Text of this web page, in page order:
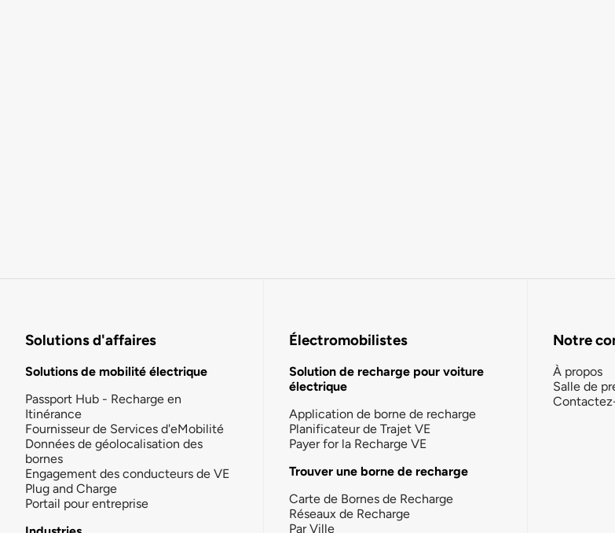
Solutions d'affaires
Solutions de mobilité électrique
Passport Hub - Recharge en
Itinérance
Fournisseur de Services d'eMobilité
Données de géolocalisation des
bornes
Engagement des conducteurs de VE
Plug and Charge
Portail pour entreprise
Électromobilistes
Solution de recharge pour voiture
électrique
Application de borne de recharge
Planificateur de Trajet VE
Payer for la Recharge VE
Trouver une borne de recharge
Carte de Bornes de Recharge
Réseaux de Recharge
Par Ville
Notre
À propos
Salle de